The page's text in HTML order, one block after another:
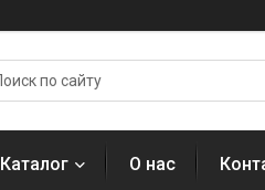
Каталог О нас